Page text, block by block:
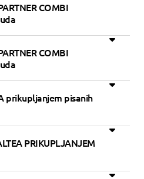
COMBI
COMBI
prikupljanjem pisanih
PRIKUPLJANJEM